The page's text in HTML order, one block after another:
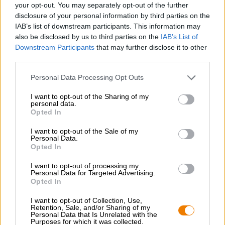
your opt-out. You may separately opt-out of the further
disclosure of your personal information by third parties on the
IAB’s list of downstream participants. This information may
also be disclosed by us to third parties on the IAB’s List of
Downstream Participants that may further disclose it to other
Personal Data Processing Opt Outs
I want to opt-out of the Sharing of my
personal data.
Opted In
I want to opt-out of the Sale of my
Personal Data.
Opted In
I want to opt-out of processing my
Personal Data for Targeted Advertising.
Opted In
I want to opt-out of Collection, Use,
Retention, Sale, and/or Sharing of my
Personal Data that Is Unrelated with the
Purposes for which it was collected.
colpisce con note di malto, crosta di pane croccante,
cereali baciati dal sole, succose note di agrumi, luppolo
alle erbe, sentori erbacei e un’amarezza frizzante e ben
dosata.
CONSULENZA GRATUITA SULLA BIRRA
Hai domande su questa birra? Siamo qui per te.
Du willst größere Mengen günstiger einkaufen?
Verifica in loco